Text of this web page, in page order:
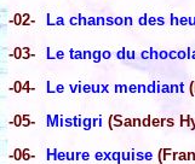
-02-
La chanson des
-03-
Le tango du
-04-
Le vieux mendiant
-05-
Mistigri (Sanders
-06-
Heure exquise